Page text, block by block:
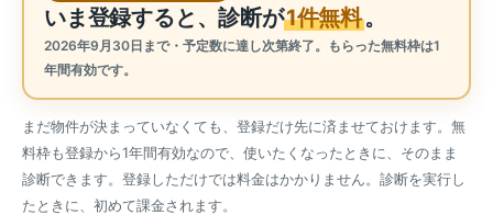
いま登録すると、診断が1件無料。
2026年9月30日まで・予定数に達し次第終了。もらった無料枠は1
年間有効です。
まだ物件が決まっていなくても、登録だけ先に済ませておけます。無
料枠も登録から1年間有効なので、使いたくなったときに、そのまま
診断できます。登録しただけでは料金はかかりません。診断を実行し
たときに、初めて課金されます。